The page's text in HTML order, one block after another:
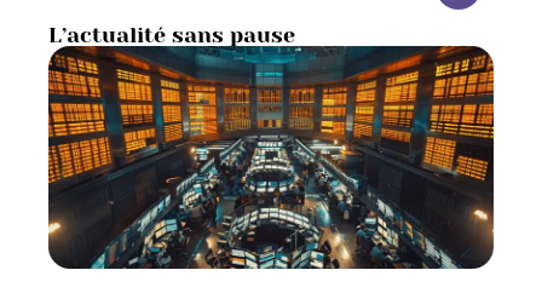
L’actualité sans pause